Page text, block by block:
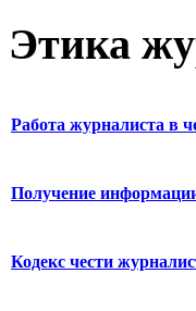
Этика
Работа журналиста в
Получение
Кодекс чести